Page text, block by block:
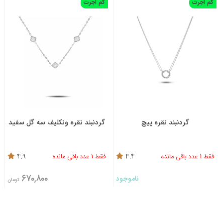
کم اجرت
گردنبند نقره پیچ
فقط 1 عدد باقی مانده
4.4
ناموجود
کم اجرت
گردنبند نقره ونکلیف سه گل سفید
فقط 1 عدد باقی مانده 4.9
670,800 تومان